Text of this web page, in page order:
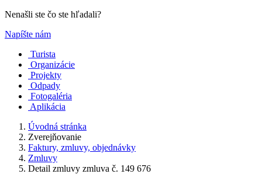
Nenašli ste čo ste hľadali?
Napíšte nám
Turista
Organizácie
Projekty
Odpady
Fotogaléria
Aplikácia
Úvodná stránka
Zverejňovanie
Faktury, zmluvy, objednávky
Zmluvy
Detail zmluvy zmluva č. 149 676